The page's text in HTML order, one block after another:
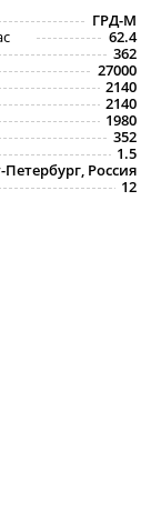
ГРД-M
62.4
362
27000
2140
2140
1980
352
1.5
Петербург, Россия
12